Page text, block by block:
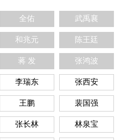
全佑 武禹襄
和兆元 陈王廷
蒋 发 张鸿波
李瑞东 张西安
王鹏 裴国强
张长林 林泉宝